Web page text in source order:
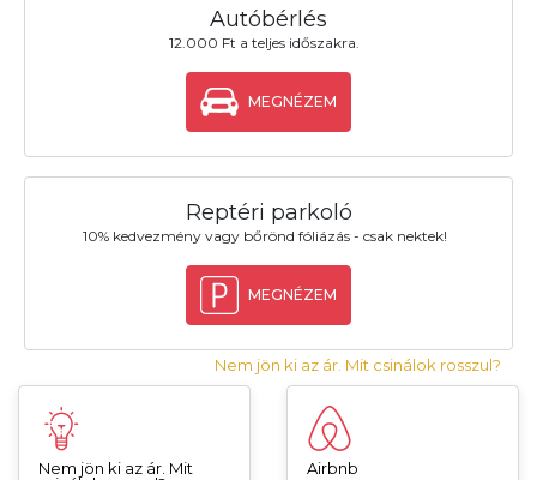
Autóbérlés
12.000 Ft a teljes időszakra.
MEGNÉZEM
Reptéri parkoló
10% kedvezmény vagy bőrönd fóliázás - csak nektek!
MEGNÉZEM
Nem jön ki az ár. Mit csinálok rosszul?
Nem jön ki az ár. Mit
Airbnb